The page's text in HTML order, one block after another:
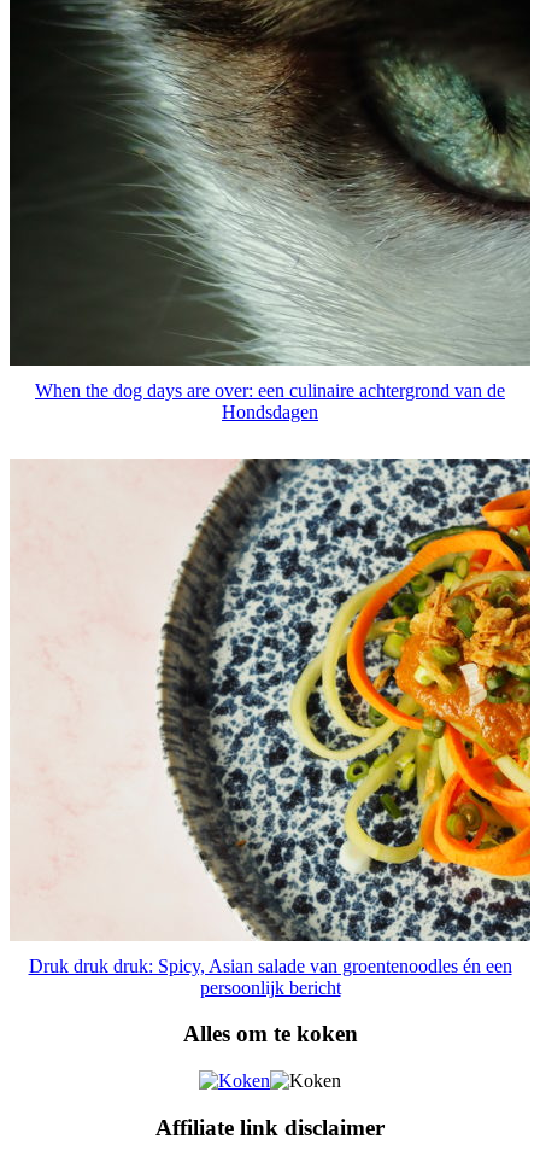
When the dog days are over: een culinaire achtergrond van de
Hondsdagen
Druk druk druk: Spicy, Asian salade van groentenoodles én een
persoonlijk bericht
Alles om te koken
Affiliate link disclaimer